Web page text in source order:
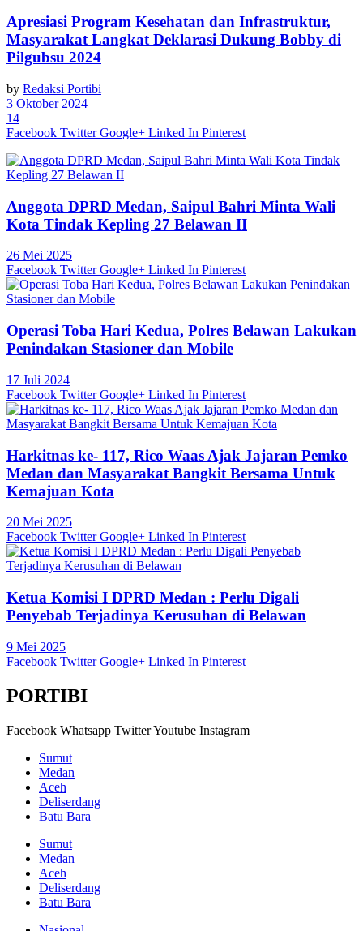
Apresiasi Program Kesehatan dan Infrastruktur,
Masyarakat Langkat Deklarasi Dukung Bobby di
Pilgubsu 2024
by Redaksi Portibi
3 Oktober 2024
14
Facebook Twitter Google+ Linked In Pinterest
Anggota DPRD Medan, Saipul Bahri Minta Wali
Kota Tindak Kepling 27 Belawan II
26 Mei 2025
Facebook Twitter Google+ Linked In Pinterest
Operasi Toba Hari Kedua, Polres Belawan Lakukan
Penindakan Stasioner dan Mobile
17 Juli 2024
Facebook Twitter Google+ Linked In Pinterest
Harkitnas ke- 117, Rico Waas Ajak Jajaran Pemko
Medan dan Masyarakat Bangkit Bersama Untuk
Kemajuan Kota
20 Mei 2025
Facebook Twitter Google+ Linked In Pinterest
Ketua Komisi I DPRD Medan : Perlu Digali
Penyebab Terjadinya Kerusuhan di Belawan
9 Mei 2025
Facebook Twitter Google+ Linked In Pinterest
PORTIBI
Facebook Whatsapp TwitterYoutube Instagram
Sumut
Medan
Aceh
Deliserdang
Batu Bara
Sumut
Medan
Aceh
Deliserdang
Batu Bara